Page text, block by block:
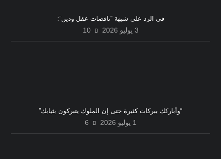
في الرد على شبهة “ناقصات عقل ودين”:
3 يوليو 2026 10
“وأباركك ببركات كثيرة حتى إن الملوك يتبركون بثيابك”
1 يوليو 2026 6